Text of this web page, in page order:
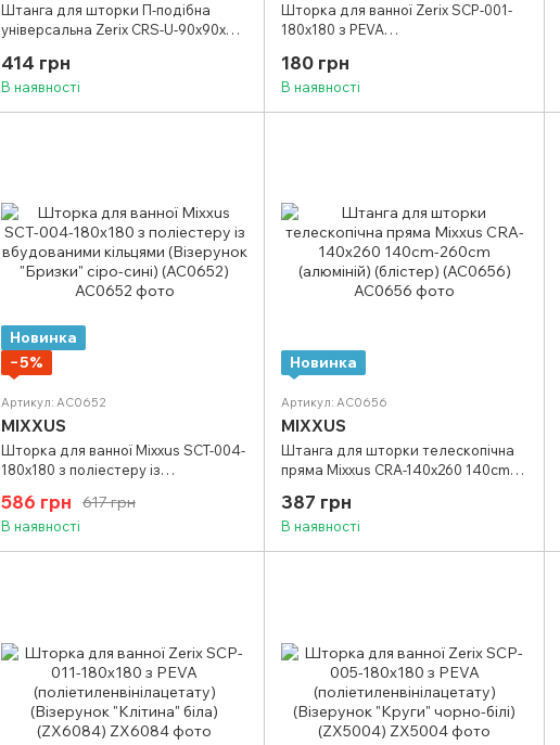
Штанга для шторки П-подібна
універсальна Zerix CRS-U-90x90x90
(нержавіюча сталь) (Блістер)
(ZX6103)
414 грн
В наявності
Шторка для ванної Zerix SCP-001-
180x180 з PEVA
білий прозорий) (ZX5000)
180 грн
В наявності
Новинка
−5%
Артикул: AC0652
MIXXUS
Шторка для ванної Mixxus SCT-004-
180x180 з поліестеру із
"Бризки" сіро-сині) (AC0652)
617 грн
586 грн
В наявності
Новинка
Артикул: AC0656
MIXXUS
Штанга для шторки телескопічна
пряма Mixxus CRA-140x260 140cm-
(AC0656)
387 грн
В наявності